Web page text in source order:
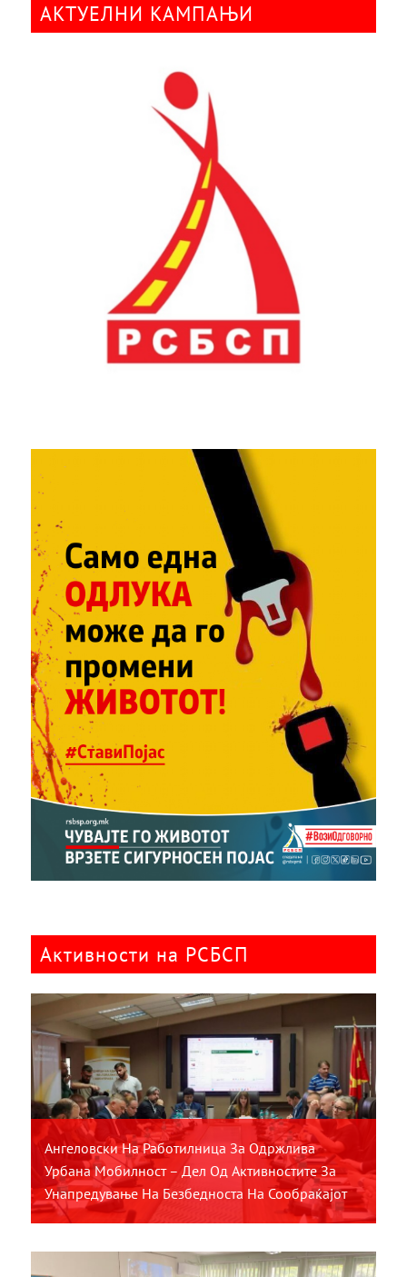
АКТУЕЛНИ КАМПАЊИ
Активности на РСБСП
Ангеловски На Работилница За Одржлива
Урбана Мобилност – Дел Од Активностите За
Унапредување На Безбедноста На Сообраќајот